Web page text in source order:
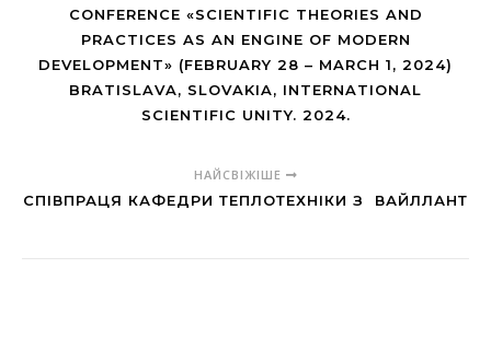
CONFERENCE «SCIENTIFIC THEORIES AND
PRACTICES AS AN ENGINE OF MODERN
DEVELOPMENT» (FEBRUARY 28 – MARCH 1, 2024)
BRATISLAVA, SLOVAKIA, INTERNATIONAL
SCIENTIFIC UNITY. 2024.
НАЙСВІЖІШЕ
СПІВПРАЦЯ КАФЕДРИ ТЕПЛОТЕХНІКИ З ВАЙЛЛАНТ